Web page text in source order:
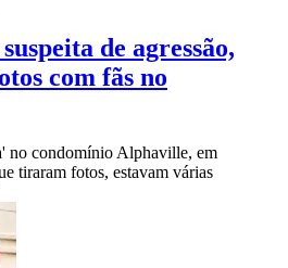
de agressão,
com fãs no
no condomínio Alphaville, em
tiraram fotos, estavam várias